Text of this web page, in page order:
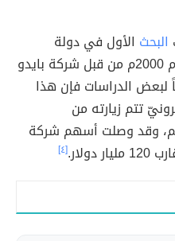
البحث الأول في دولة
الصين، وقد تم تأسيسه في عام 2000م من قبل شركة بايدو
لبعض الدراسات فإن هذا
تتم زيارته من
وقد وصلت أسهم شركة
[٤]